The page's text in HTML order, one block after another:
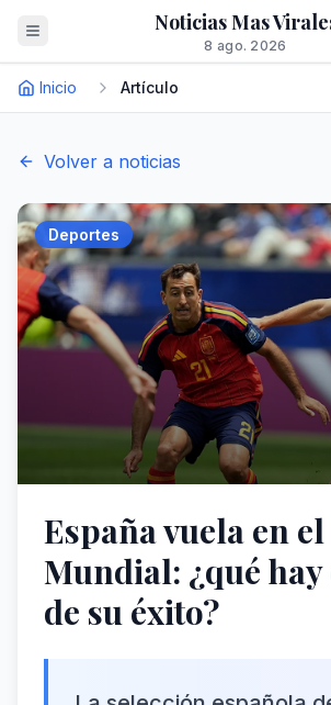
Noticias Mas
8 ago. 2026
Inicio Artículo
Volver a noticias
Deportes
España vuela en el
Mundial: ¿qué
de su éxito?